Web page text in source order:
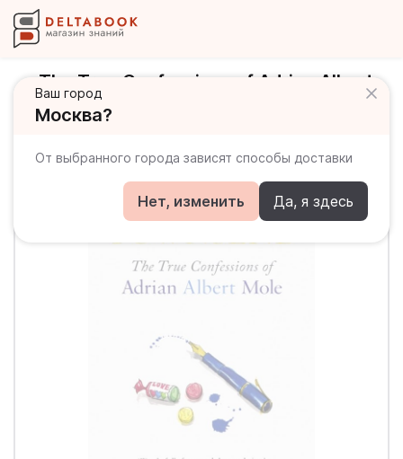
Ваш город
Москва?
От выбранного города зависят способы доставки
Нет, изменить Да, я здесь
The True Confessions of Adrian Albert
Mole